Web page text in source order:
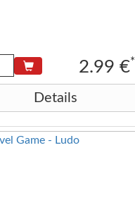
2.99 €*
Details